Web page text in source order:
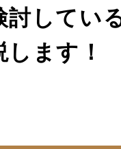
討してい
ます！